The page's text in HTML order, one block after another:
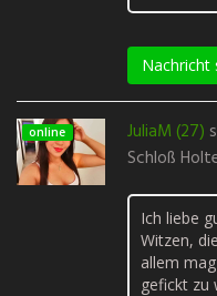
Nachricht
online JuliaM (27)
Schloß
Ich liebe
Witzen,
allem
gefickt zu